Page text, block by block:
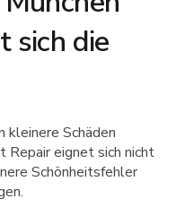
sich die
kleinere Schäden
Repair eignet sich nicht
Schönheitsfehler